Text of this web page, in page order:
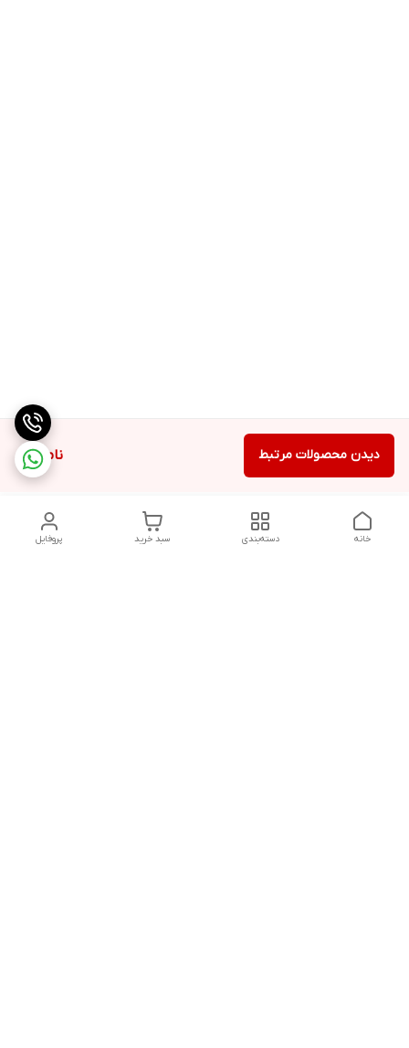
ناموجود دیدن محصولات مرتبط
پروفایل سبد خرید دسته‌بندی خانه